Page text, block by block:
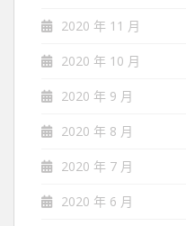
2020 年 11 月
2020 年 10 月
2020 年 9 月
2020 年 8 月
2020 年 7 月
2020 年 6 月